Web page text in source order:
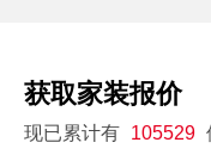
获取家装报价
现已累计有 105529